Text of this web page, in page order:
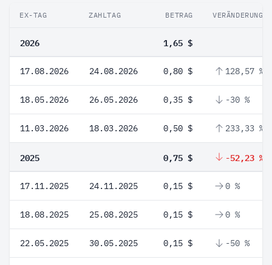
EX-TAG ZAHLTAG BETRAG VERÄNDERUNG
2026 1,65 $
17.08.2026 24.08.2026 0,80 $ 128,57 %
18.05.2026 26.05.2026 0,35 $ -30 %
11.03.2026 18.03.2026 0,50 $ 233,33 %
2025 0,75 $ -52,23 %
17.11.2025 24.11.2025 0,15 $ 0 %
18.08.2025 25.08.2025 0,15 $ 0 %
22.05.2025 30.05.2025 0,15 $ -50 %